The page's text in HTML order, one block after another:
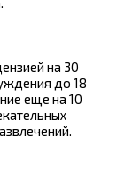
на 30
до 18
еще на 10